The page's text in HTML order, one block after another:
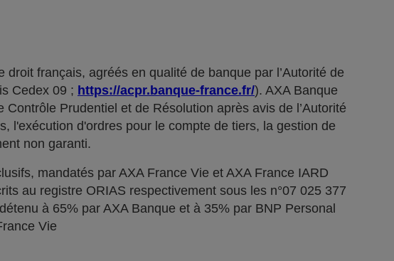
français, agréés en qualité de banque par l’Autorité de
Cedex 09 ; https://acpr.banque-france.fr/). AXA Banque
Prudentiel et de Résolution après avis de l’Autorité
l'exécution d'ordres pour le compte de tiers, la gestion de
non garanti.
mandatés par AXA France Vie et AXA France IARD
au registre ORIAS respectivement sous les n°07 025 377
à 65% par AXA Banque et à 35% par BNP Personal
Vie